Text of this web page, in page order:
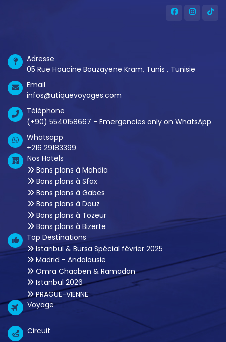
Adresse
05 Rue Houcine Bouzayene Kram, Tunis , Tunisie
Email
infos@utiquevoyages.com
Téléphone
(+90) 5540158667 - Emergencies only on WhatsApp
Whatsapp
+216 29183399
Nos Hotels
Bons plans à Mahdia
Bons plans à Sfax
Bons plans à Gabes
Bons plans à Douz
Bons plans à Tozeur
Bons plans à Bizerte
Top Destinations
Istanbul & Bursa Spécial février 2025
Madrid - Andalousie
Omra Chaaben & Ramadan
Istanbul 2026
PRAGUE-VIENNE
Voyage
Circuit